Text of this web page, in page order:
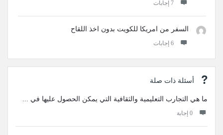
‫7 إجابات
السفر من امريكا للكويت بدون اخذ اللقاح
‫6 إجابات
أسئلة ذات صلة
ما هي التجارب التعليمية والثقافية التي يمكن الحصول عليها في ...
‫0 إجابة